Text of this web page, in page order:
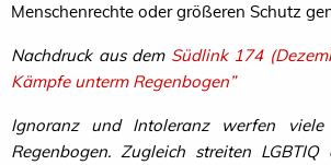
Menschenrechte oder größeren Schutz
Nachdruck aus dem Südlink 174
Kämpfe unterm Regenbogen”
Ignoranz und Intoleranz werfen
Regenbogen. Zugleich streiten LGBTIQ